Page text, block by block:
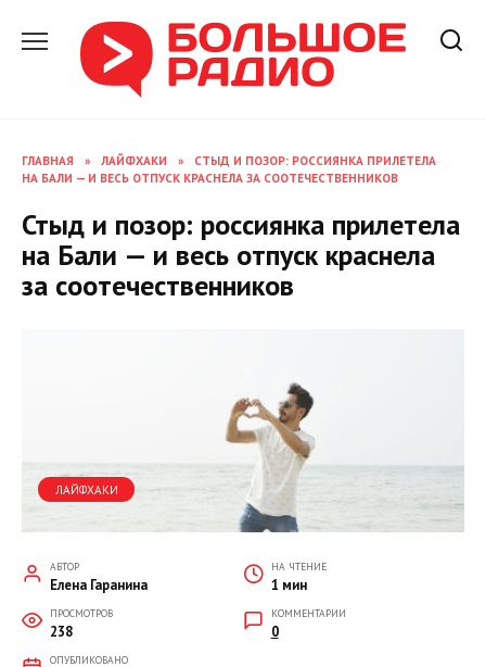
содержанию
ГЛАВНАЯ » ЛАЙФХАКИ »
СТЫД И ПОЗОР: РОССИЯНКА ПРИЛЕТЕЛА
НА БАЛИ — И ВЕСЬ ОТПУСК КРАСНЕЛА ЗА СООТЕЧЕСТВЕННИКОВ
Стыд и позор: россиянка прилетела
на Бали — и весь отпуск краснела
за соотечественников
ЛАЙФХАКИ
АВТОР
Елена Гаранина
НА ЧТЕНИЕ
1 мин
ПРОСМОТРОВ
238
КОММЕНТАРИИ
0
ОПУБЛИКОВАНО